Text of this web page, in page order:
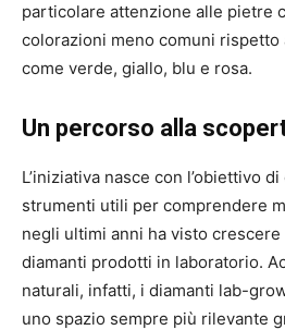
particolare attenzione alle pietre
colorazioni meno comuni rispetto
come verde, giallo, blu e rosa.
Un percorso alla
L’iniziativa nasce con l’obiettivo
strumenti utili per comprendere
negli ultimi anni ha visto crescere
diamanti prodotti in laboratorio.
naturali, infatti, i diamanti lab-
uno spazio sempre più rilevante